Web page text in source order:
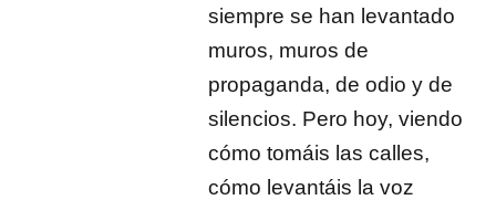
siempre se han levantado
muros, muros de
propaganda, de odio y de
silencios. Pero hoy, viendo
cómo tomáis las calles,
cómo levantáis la voz